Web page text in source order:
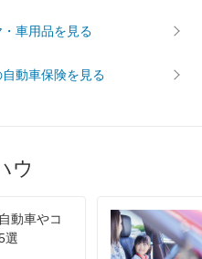
-
装備詳細を見る 装備
車用品を見る
動車保険を見る
ウ
動車やコ
選